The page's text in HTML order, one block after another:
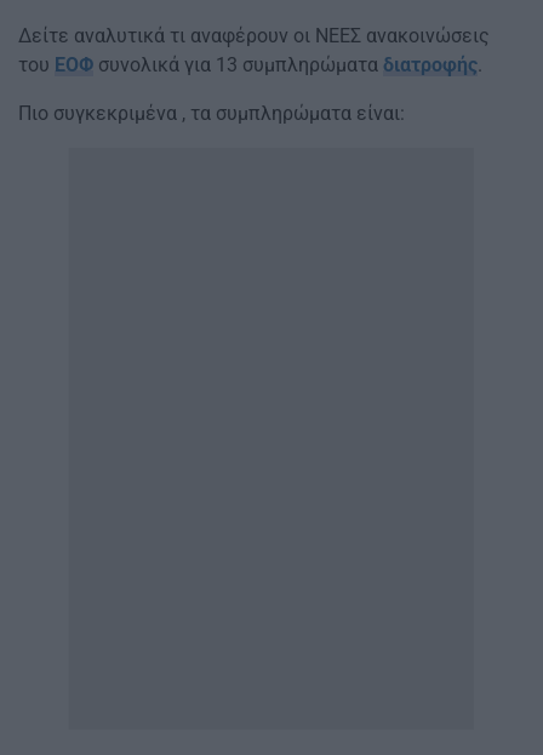
Δείτε αναλυτικά τι αναφέρουν οι ΝΕΕΣ ανακοινώσεις
του ΕΟΦ συνολικά για 13 συμπληρώματα διατροφής.
Πιο συγκεκριμένα , τα συμπληρώματα είναι: